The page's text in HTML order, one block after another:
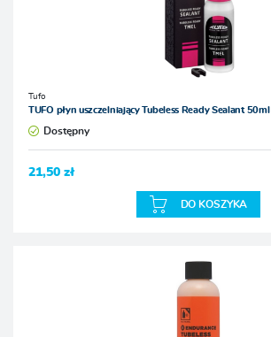
Tufo
TUFO płyn uszczelniający Tubeless Ready Sealant 50ml
Dostępny
21,50 zł
DO KOSZYKA